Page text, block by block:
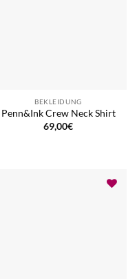
BEKLEIDUNG
Penn&Ink Crew Neck Shirt
69,00€